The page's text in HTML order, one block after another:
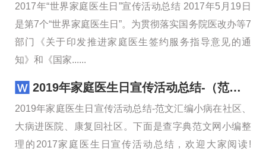
2017年“世界家庭医生日”宣传活动总结 2017年5月19日
是第7个“世界家庭医生日”。为贯彻落实国务院医改办等7
部门《关于印发推进家庭医生签约服务指导意见的通
知》和《国家......
2019年家庭医生日宣传活动总结-（范文）
2019年家庭医生日宣传活动总结-范文汇编小病在社区、
大病进医院、康复回社区。下面是查字典范文网小编整
理的2017家庭医生日宣传活动总结，欢迎大家阅读!